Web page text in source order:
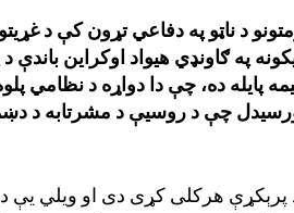
د ناټو په دفاعيتړونکې د
پهګاونډي هیواد اوکراینباندېد
ه پایله ده، چې دا دواړهدنظامي
چېد روسیې د مشرتابه د
پرېکړې هرکلی کړی دی او ویلي یې